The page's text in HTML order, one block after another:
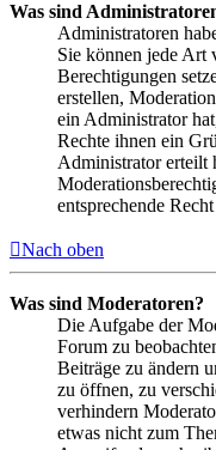
Was sind
Administratoren
Sie können jede Art
Berechtigungen
erstellen,
ein Administrator
Rechte ihnen ein
Administrator erteilt
entsprechende
Nach oben
Was sind Moderatoren?
Die Aufgabe der
Forum zu
Beiträge zu ändern
zu öffnen, zu
verhindern
etwas nicht zum